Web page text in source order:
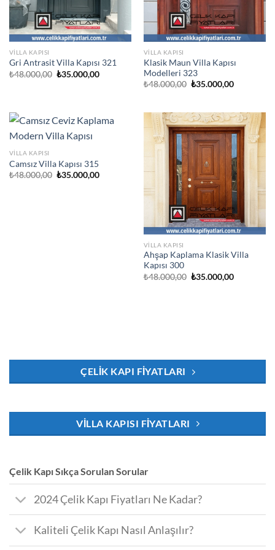
VILLA KAPISI
Gri Antrasit Villa Kapısı 321
₺48.000,00 Orijinal
₺35.000,00Şu
VILLA KAPISI
Klasik Maun Villa Kapısı
Modelleri 323
₺48.000,00 Orijinal
₺35.000,00Şu
VILLA KAPISI
Camsız Villa Kapısı 315
₺48.000,00 Orijinal
₺35.000,00Şu
VILLA KAPISI
Ahşap Kaplama Klasik Villa
Kapısı 300
₺48.000,00 Orijinal
₺35.000,00Şu
ÇELIK KAPI FIYATLARI
VILLA KAPISI FIYATLARI
Çelik Kapı Sıkça Sorulan Sorular
2024 Çelik Kapı Fiyatları Ne Kadar?
Kaliteli Çelik Kapı Nasıl Anlaşılır?